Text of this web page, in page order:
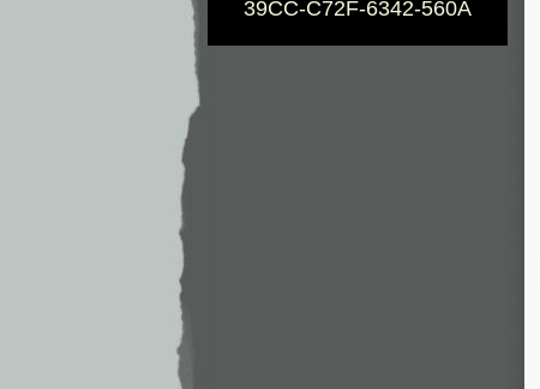
39CC-C72F-6342-560A